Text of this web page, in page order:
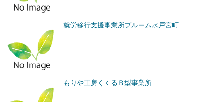
就労移行支援事業所ブルーム水戸宮町
もりや工房くくるＢ型事業所